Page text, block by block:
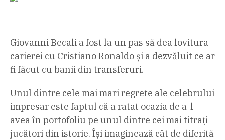
Giovanni Becali a fost la un pas să dea lovitura
carierei cu Cristiano Ronaldo și a dezvăluit ce ar
fi făcut cu banii din transferuri.
Unul dintre cele mai mari regrete ale celebrului
impresar este faptul că a ratat ocazia de a-l
avea în portofoliu pe unul dintre cei mai titrați
jucători din istorie. Își imaginează cât de diferită